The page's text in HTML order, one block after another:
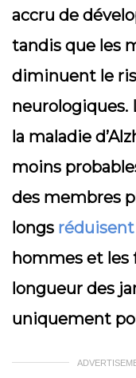
accru de
tandis que les
diminuent le
neurologiques.
la maladie
moins
des membres
longs
hommes et les
longueur des
uniquement